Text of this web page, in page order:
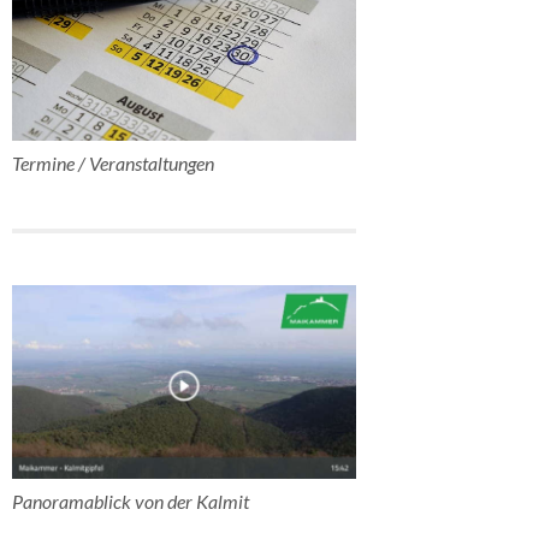
Termine / Veranstaltungen
Panoramablick von der Kalmit